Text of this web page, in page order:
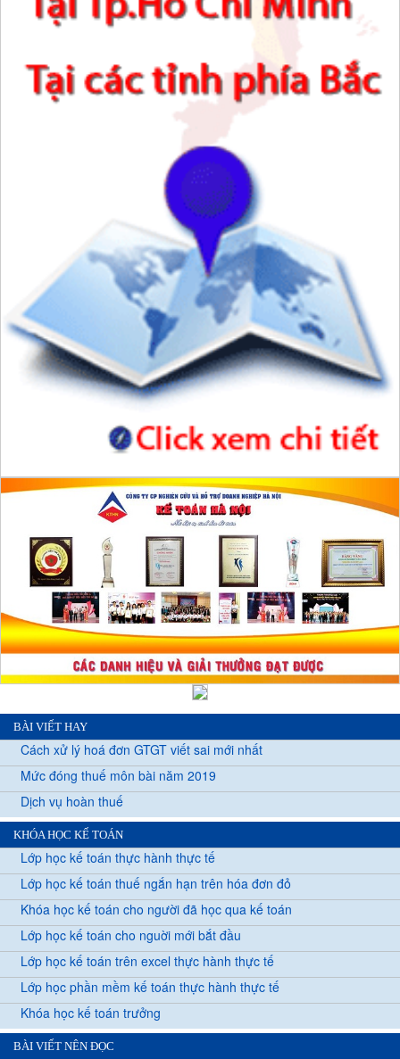
BÀI VIẾT HAY
Cách xử lý hoá đơn GTGT viết sai mới nhất
Mức đóng thuế môn bài năm 2019
Dịch vụ hoàn thuế
KHÓA HỌC KẾ TOÁN
Lớp học kế toán thực hành thực tế
Lớp học kế toán thuế ngắn hạn trên hóa đơn đỏ
Khóa học kế toán cho người đã học qua kế toán
Lớp học kế toán cho nguời mới bắt đầu
Lớp học kế toán trên excel thực hành thực tế
Lớp học phần mềm kế toán thực hành thực tế
Khóa học kế toán trưởng
BÀI VIẾT NÊN ĐỌC